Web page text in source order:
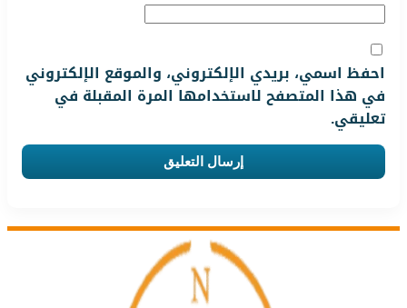
احفظ اسمي، بريدي الإلكتروني، والموقع الإلكتروني
في هذا المتصفح لاستخدامها المرة المقبلة في
تعليقي.